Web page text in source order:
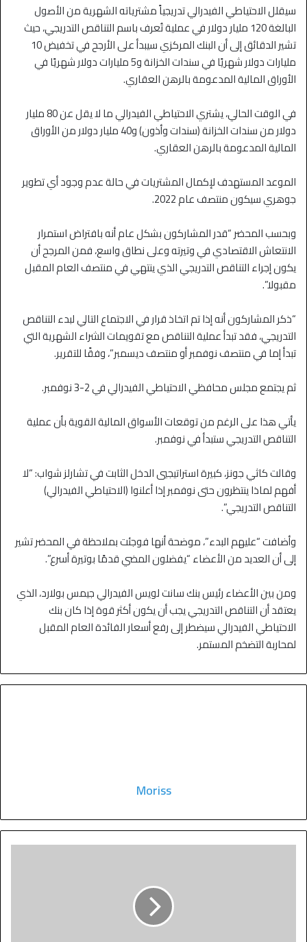
سيقلل الاحتياطي الفيدرالي تدريجياً مشترياته الشهرية من الأصول
البالغة 120 مليار دولار في عملية تُعرف باسم التناقص التدريجي، حيث
تشير الدقائق إلى أن البنك المركزي سيبدأ على الأرجح في تخفيض 10
مليارات دولار شهريًا في سندات الخزانة و5 مليارات دولار شهريًا في
الأوراق المالية المدعومة بالرهن العقاري.
في الوقت الحالي، يشتري الاحتياطي الفيدرالي ما لا يقل عن 80 مليار
دولار من سندات الخزانة (سندات وأذون) و40 مليار دولار من الأوراق
المالية المدعومة بالرهن العقاري.
الموعد المستهدف لإكمال المشتريات في حالة عدم وجود أي تطوير
جوهري سيكون منتصف عام 2022.
وبحسب المحضر “قدر المشاركون بشكل عام أنه بافتراض استمرار
الانتعاش الاقتصادي في وتيرته وعلى نطاق واسع، فمن المرجح أن
يكون إجراء التناقص التدريجي الذي ينتهي في منتصف العام المقبل
مقبولا”.
“ذكر المشاركون أنه إذا تم اتخاذ قرار في الاجتماع التالي لبدء التناقص
التدريجي، فقد تبدأ عملية التناقص مع تقويمات الشراء الشهرية التي
تبدأ إما في منتصف نوفمبر أو منتصف ديسمبر”، وفقًا للتقرير.
ثم يجتمع مجلس محافظي الاحتياطي الفيدرالي في 2-3 نوفمبر.
يأتي هذا على الرغم من توقعات الأسواق المالية القوية بأن عملية
التناقص التدريجي ستبدأ في نوفمبر.
وقالت كاثي جونز، كبيرة استراتيجيي الدخل الثابت في تشارلز شواب: “لا
أفهم لماذا ينتظرون حتى نوفمبر إذا أعلنوا (الاحتياطي الفيدرالي)
التناقص التدريجي”.
وأضافت “عليهم البدء”، موضحة أنها فوجئت بملاحظة في المحضر تشير
إلى أن العديد من الأعضاء “يفضلون المضي قدمًا بوتيرة أسرع”.
ومن بين الأعضاء رئيس بنك سانت لويس الفيدرالي جيمس بولارد، الذي
يعتقد أن التناقص التدريجي يجب أن يكون أكثر قوة إذا كان بنك
الاحتياطي الفيدرالي سيضطر إلى رفع أسعار الفائدة العام المقبل
لمحاربة التضخم المستمر.
Moriss